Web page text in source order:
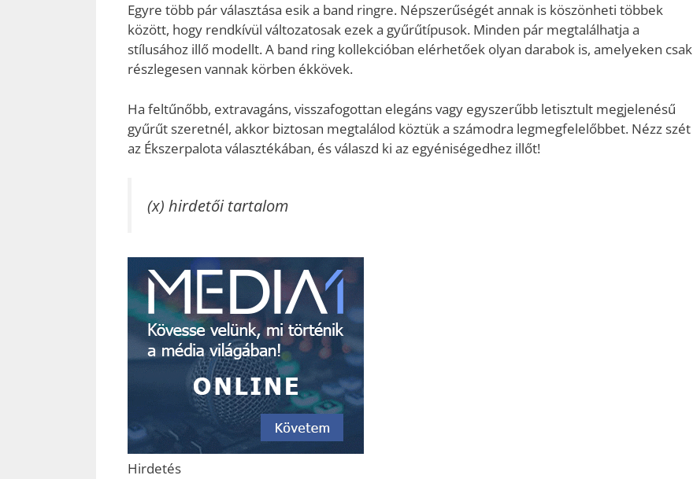
Egyre több pár választása esik a band ringre. Népszerűségét annak is köszönheti többek
között, hogy rendkívül változatosak ezek a gyűrűtípusok. Minden pár megtalálhatja a
stílusához illő modellt. A band ring kollekcióban elérhetőek olyan darabok is, amelyeken csak
részlegesen vannak körben ékkövek.
Ha feltűnőbb, extravagáns, visszafogottan elegáns vagy egyszerűbb letisztult megjelenésű
gyűrűt szeretnél, akkor biztosan megtalálod köztük a számodra legmegfelelőbbet. Nézz szét
az Ékszerpalota választékában, és válaszd ki az egyéniségedhez illőt!
(x) hirdetői tartalom
Hirdetés